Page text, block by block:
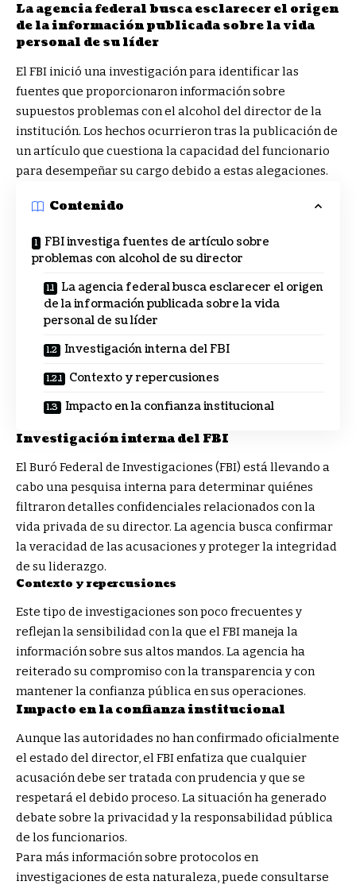
La agencia federal busca esclarecer el origen
de la información publicada sobre la vida
personal de su líder
El FBI inició una investigación para identificar las
fuentes que proporcionaron información sobre
supuestos problemas con el alcohol del director de la
institución. Los hechos ocurrieron tras la publicación de
un artículo que cuestiona la capacidad del funcionario
para desempeñar su cargo debido a estas alegaciones.
Contenido
FBI investiga fuentes de artículo sobre
problemas con alcohol de su director
La agencia federal busca esclarecer el origen
de la información publicada sobre la vida
personal de su líder
Investigación interna del FBI
Contexto y repercusiones
Impacto en la confianza institucional
Investigación interna del FBI
El Buró Federal de Investigaciones (FBI) está llevando a
cabo una pesquisa interna para determinar quiénes
filtraron detalles confidenciales relacionados con la
vida privada de su director. La agencia busca confirmar
la veracidad de las acusaciones y proteger la integridad
de su liderazgo.
Contexto y repercusiones
Este tipo de investigaciones son poco frecuentes y
reflejan la sensibilidad con la que el FBI maneja la
información sobre sus altos mandos. La agencia ha
reiterado su compromiso con la transparencia y con
mantener la confianza pública en sus operaciones.
Impacto en la confianza institucional
Aunque las autoridades no han confirmado oficialmente
el estado del director, el FBI enfatiza que cualquier
acusación debe ser tratada con prudencia y que se
respetará el debido proceso. La situación ha generado
debate sobre la privacidad y la responsabilidad pública
de los funcionarios.
Para más información sobre protocolos en
investigaciones de esta naturaleza, puede consultarse